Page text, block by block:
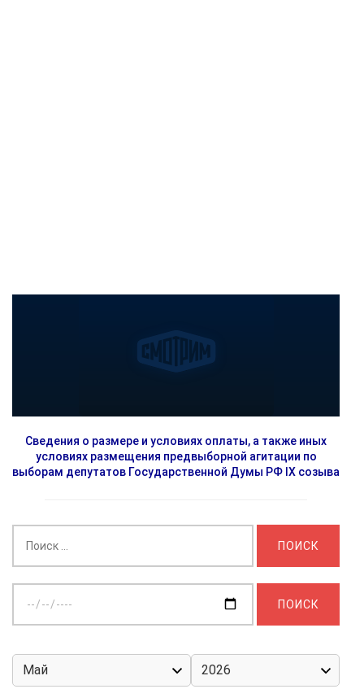
Сведения о размере и условиях оплаты, а также иных
условиях размещения предвыборной агитации по
выборам депутатов Государственной Думы РФ IX созыва
дату: